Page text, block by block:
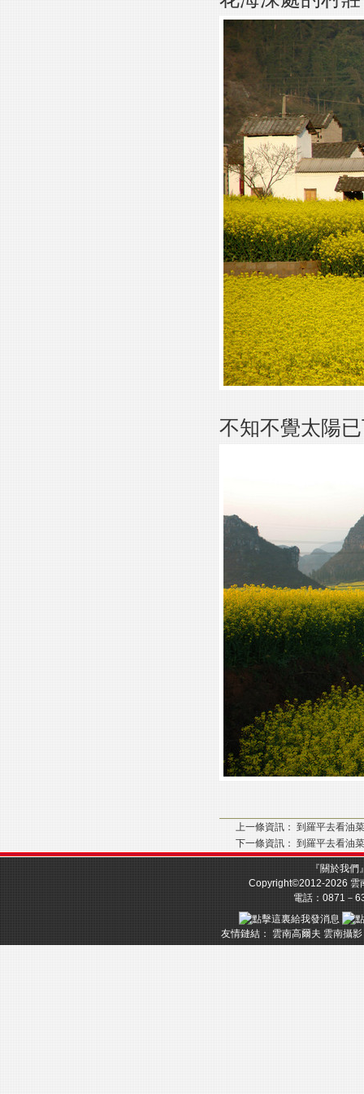
不知不覺太陽
上一條資訊： 到羅平去看油
下一條資訊： 到羅平去看油
『關於我們
Copyright©2012-2026雲
電話：0871－
友情鏈結：雲南高爾夫 雲南攝影